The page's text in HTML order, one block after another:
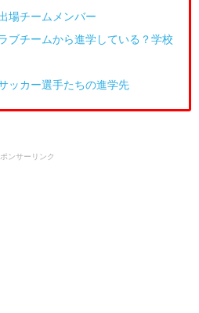
場チームメンバー
ブチームから進学している？学校
ッカー選手たちの進学先
ンサーリンク